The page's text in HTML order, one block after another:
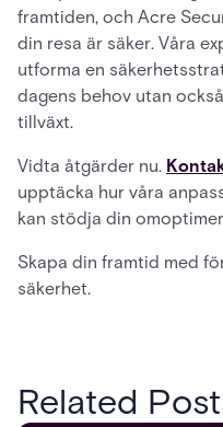
framtiden, och Acre
din resa är säker. Våra
utforma en
dagens behov utan
tillväxt.
Vidta åtgärder nu.
upptäcka hur våra
kan stödja din
Skapa din framtid med
säkerhet.
Related